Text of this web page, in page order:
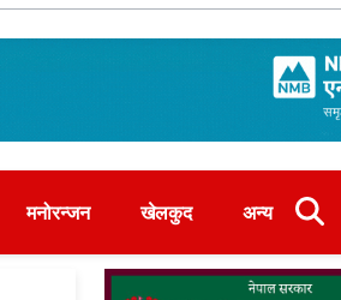
मनोरन्जन खेलकुद अन्य